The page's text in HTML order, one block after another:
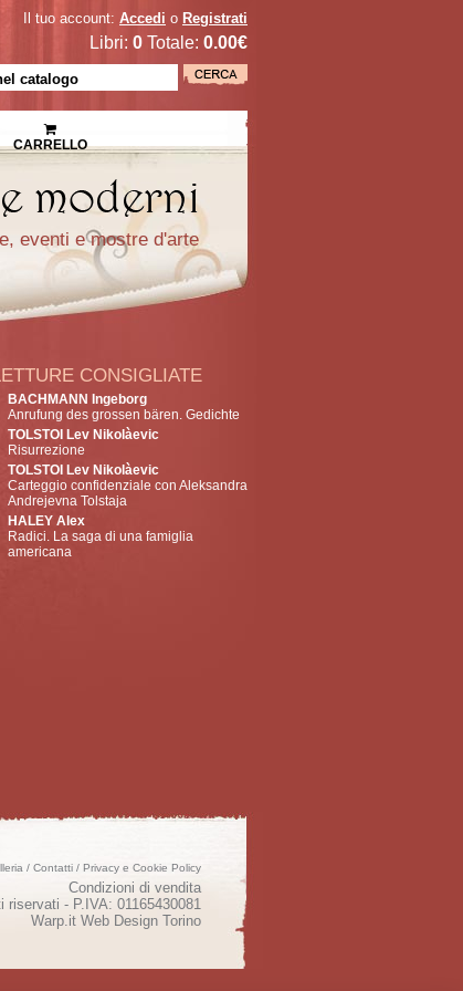
Il tuo account: Accedi o Registrati
Libri: 0 Totale: 0.00€
CARRELLO
eventi e mostre d'arte
CONSIGLIATE
BACHMANN Ingeborg
Anrufung des grossen bären. Gedichte
TOLSTOI Lev Nikolàevic
Risurrezione
TOLSTOI Lev Nikolàevic
Carteggio confidenziale con Aleksandra
Andrejevna Tolstaja
HALEY Alex
Radici. La saga di una famiglia
americana
/ Contatti / Privacy e Cookie Policy
Condizioni di vendita
- P.IVA: 01165430081
Warp.it Web Design Torino